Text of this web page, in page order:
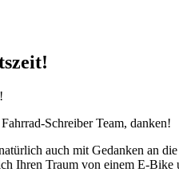
Schreiber Team, danken!
auch mit Gedanken an
Ihren Traum von einem E-Bike